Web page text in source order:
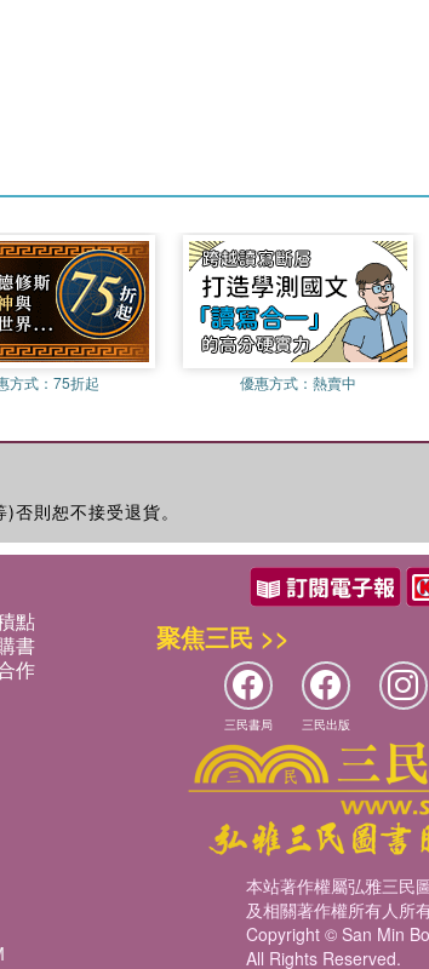
方式： 75折起 優惠方式： 熱賣中
則恕不接受退貨。
點
書
作
聚焦三民 >>
三民書局 三民出版
本站著作權屬弘雅三民
及相關著作權所有人所
Copyright © San Min
All Rights Reserved.